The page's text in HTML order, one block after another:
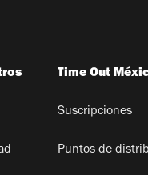
Time Out
Suscripciones
Puntos de